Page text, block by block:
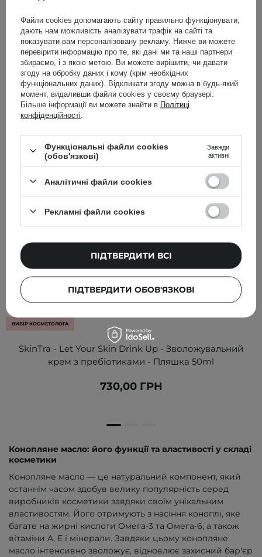
ФІЛЬТРУВАННЯ СОРТУВАННЯ
Рекомендовано для вас
ВИБІР КОСМЕТОЛОГА
SkinTra - Let Your Skin Drink Up - Зволожувальний
крем з пребіотиками - Пляшка 50ml
730,00 ГРН
Конопляне масло: його функції та властивості у складі
косметики
Конопляне масло — це натуральний компонент, який
останнім часом здобув велику популярність серед
виробників косметики завдяки своїм унікальним
властивостям. Його отримують з насіння коноплі, яке
багате на жирні кислоти Омега-3 та Омега-6, а також
вітаміни A, E і мінерали. Завдяки цьому конопляне
масло інтенсивно зволожує, відновлює захисний бар'єр
Файли cookies допомагають сайту правильно функціонувати,
дають нам можливість аналізувати трафік на сайті та
показувати вам персоналізовану рекламу. Нижче ви можете
перевірити інформацію про те, які дані ми та наші партнери
збираємо, і з якою метою. Ви можете вирішити, чи давати
згоду на обробку даних і кому (крім необхідних
функціональних даних). Відкликати згоду можна в будь-який
момент, видаливши файли cookies у своєму браузері.
Більше інформації ви можете знайти в Політиці
конфіденційності
Функціональні файли cookies
(обов'язкові)
Завжди
активні
Аналітичні файли cookies
Рекламні файли cookies
ПІДТВЕРДИТИ ОБОВ'ЯЗКОВІ
ПІДТВЕРДИТИ ВСІ